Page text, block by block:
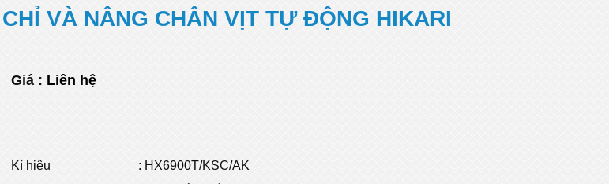
VÀ NÂNG CHÂN VỊT TỰ ĐỘNG HIKARI
Giá : Liên hệ
Kí hiệu
: HX6900T/KSC/AK